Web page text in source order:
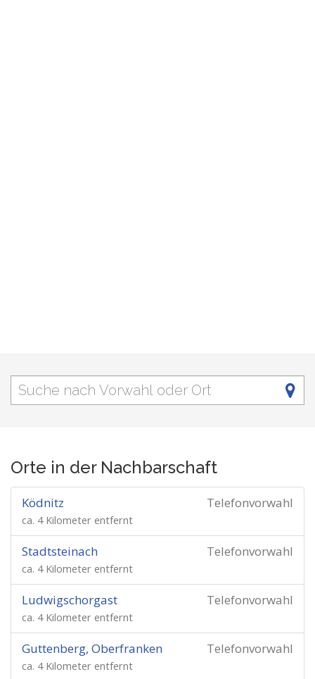
Orte in der Nachbarschaft
Telefonvorwahl
Ködnitz
ca. 4 Kilometer entfernt
Telefonvorwahl
Stadtsteinach
ca. 4 Kilometer entfernt
Telefonvorwahl
Ludwigschorgast
ca. 4 Kilometer entfernt
Telefonvorwahl
Guttenberg, Oberfranken
ca. 4 Kilometer entfernt